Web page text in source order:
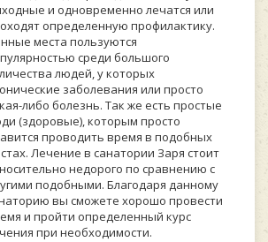
и одновременно лечатся или
определенную профилактику.
места пользуются
среди большого
людей, у которых
заболевания или просто
либо болезнь. Так же есть простые
(здоровые), которым просто
проводить время в подобных
Лечение в санатории Заря стоит
недорого по сравнению с
подобными. Благодаря данному
вы сможете хорошо провести
и пройти определенный курс
при необходимости.